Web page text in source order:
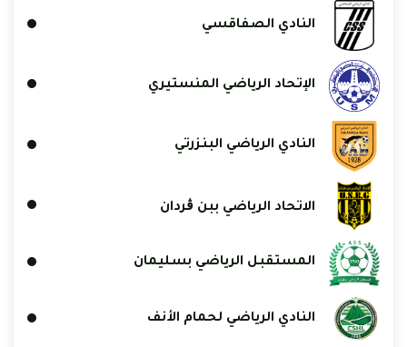
النادي الصفاقسي
الإتحاد الرياضي المنستيري
النادي الرياضي البنزرتي
الاتحاد الرياضي ببن ڨردان
المستقبل الرياضي بسليمان
النادي الرياضي لحمام الأنف